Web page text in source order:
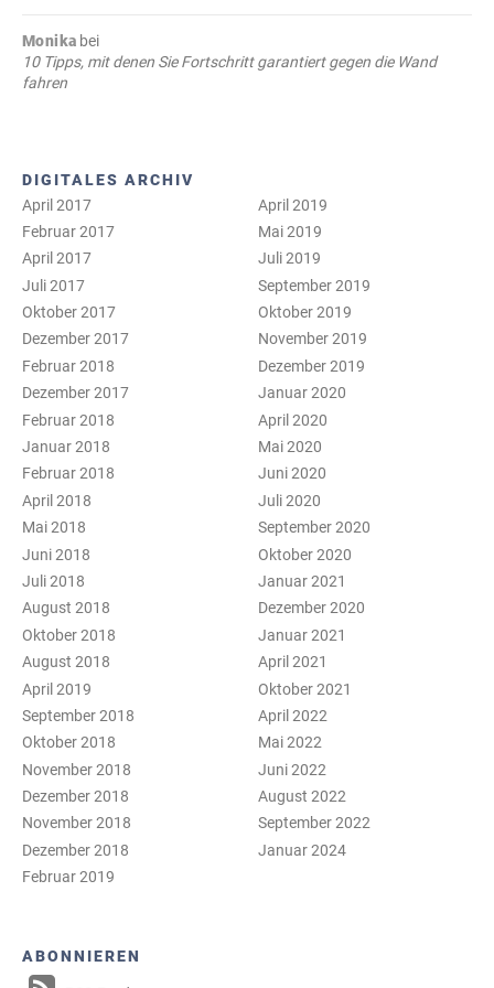
Monika bei
10 Tipps, mit denen Sie Fortschritt garantiert gegen die Wand
fahren
DIGITALES ARCHIV
April 2017
Februar 2017
April 2017
Juli 2017
Oktober 2017
Dezember 2017
Februar 2018
Dezember 2017
Februar 2018
Januar 2018
Februar 2018
April 2018
Mai 2018
Juni 2018
Juli 2018
August 2018
Oktober 2018
August 2018
April 2019
September 2018
Oktober 2018
November 2018
Dezember 2018
November 2018
Dezember 2018
Februar 2019
April 2019
Mai 2019
Juli 2019
September 2019
Oktober 2019
November 2019
Dezember 2019
Januar 2020
April 2020
Mai 2020
Juni 2020
Juli 2020
September 2020
Oktober 2020
Januar 2021
Dezember 2020
Januar 2021
April 2021
Oktober 2021
April 2022
Mai 2022
Juni 2022
August 2022
September 2022
Januar 2024
ABONNIEREN